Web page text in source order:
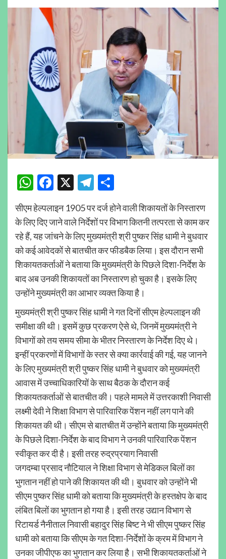
WhatsApp
Facebook
X Telegram
सीएम हेल्पलाइन 1905 पर दर्ज होने वाली शिकायतों के निस्तारण
के लिए दिए जाने वाले निर्देशों पर विभाग कितनी तत्परता से काम कर
रहे हैं, यह जांचने के लिए मुख्यमंत्री श्री पुष्कर सिंह धामी ने बुधवार
को कई आवेदकों से बातचीत कर फीडबैक लिया। इस दौरान सभी
शिकायतकर्ताओं ने बताया कि मुख्यमंत्री के पिछले दिशा-निर्देश के
बाद अब उनकी शिकायतों का निस्तारण हो चुका है। इसके लिए
उन्होंने मुख्यमंत्री का आभार व्यक्त किया है।
मुख्यमंत्री श्री पुष्कर सिंह धामी ने गत दिनों सीएम हेल्पलाइन की
समीक्षा की थी। इसमें कुछ प्रकरण ऐसे थे, जिनमें मुख्यमंत्री ने
विभागों को तय समय सीमा के भीतर निस्तारण के निर्देश दिए थे।
इन्हीं प्रकरणों में विभागों के स्तर से क्या कार्रवाई की गई, यह जानने
के लिए मुख्यमंत्री श्री पुष्कर सिंह धामी ने बुधवार को मुख्यमंत्री
आवास में उच्चाधिकारियों के साथ बैठक के दौरान कई
शिकायतकर्ताओं से बातचीत की। पहले मामले में उत्तरकाशी निवासी
लक्ष्मी देवी ने शिक्षा विभाग से पारिवारिक पेंशन नहीं लग पाने की
शिकायत की थी। सीएम से बातचीत में उन्होंने बताया कि मुख्यमंत्री
के पिछले दिशा-निर्देश के बाद विभाग ने उनकी पारिवारिक पेंशन
स्वीकृत कर दी है। इसी तरह रुद्रप्रयाग निवासी
जगदम्बा प्रसाद नौटियाल ने शिक्षा विभाग से मेडिकल बिलों का
भुगतान नहीं हो पाने की शिकायत की थी। बुधवार को उन्होंने भी
सीएम पुष्कर सिंह धामी को बताया कि मुख्यमंत्री के हस्तक्षेप के बाद
लंबित बिलों का भुगतान हो गया है। इसी तरह उद्यान विभाग से
रिटायर्ड नैनीताल निवासी बहादुर सिंह बिष्ट ने भी सीएम पुष्कर सिंह
धामी को बताया कि सीएम के गत दिशा-निर्देशों के क्रम में विभाग ने
उनका जीपीएफ का भुगतान कर लिया है। सभी शिकायतकर्ताओं ने